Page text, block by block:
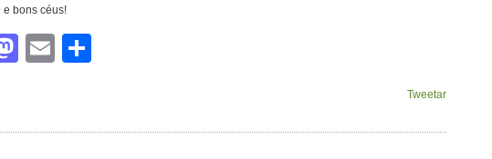
e bons céus!
Mastodon
Email
Tweetar